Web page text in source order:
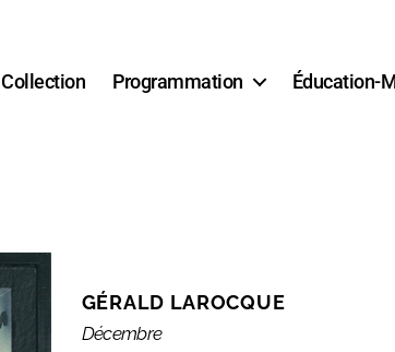
Collection Programmation Éducation-
GÉRALD LAROCQUE
Décembre